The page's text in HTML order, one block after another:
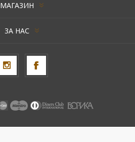
МАГАЗИН
ЗА НАС